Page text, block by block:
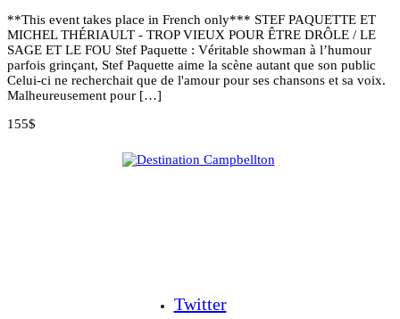
**This event takes place in French only*** STEF PAQUETTE ET
MICHEL THÉRIAULT - TROP VIEUX POUR ÊTRE DRÔLE / LE
SAGE ET LE FOU Stef Paquette : Véritable showman à l’humour
parfois grinçant, Stef Paquette aime la scène autant que son public
Celui-ci ne recherchait que de l'amour pour ses chansons et sa voix.
Malheureusement pour […]
155$
Twitter